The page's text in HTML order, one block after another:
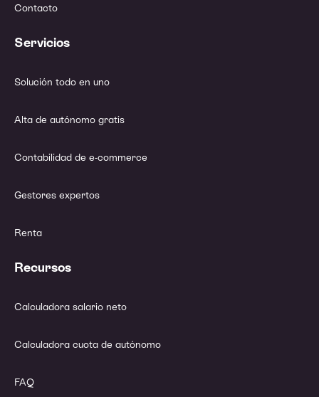
Contacto
Servicios
Solución todo en uno
Alta de autónomo gratis
Contabilidad de e-commerce
Gestores expertos
Renta
Recursos
Calculadora salario neto
Calculadora cuota de autónomo
FAQ